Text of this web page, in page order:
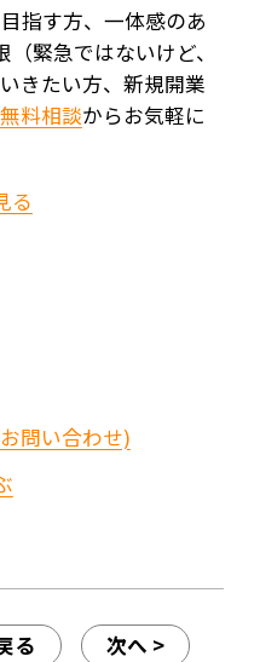
指す方、一体感のあ
緊急ではないけど、
きたい方、新規開業
無料相談からお気軽に
る
問い合わせ)
る 次へ >